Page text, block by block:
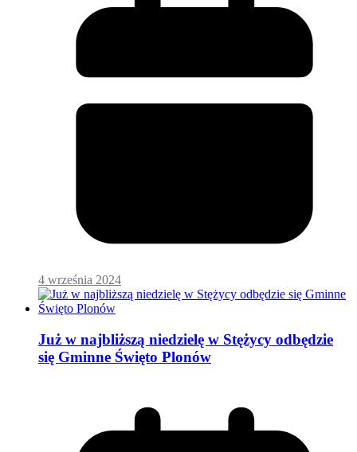
4 września 2024
Już w najbliższą niedzielę w Stężycy odbędzie
się Gminne Święto Plonów